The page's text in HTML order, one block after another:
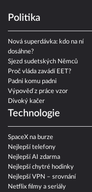
Politika
Nová superdávka: kdo na ní
dosáhne?
Sjezd sudetských Němců
Proč vláda zavádí EET?
Padni komu padni
Výpověď z práce vzor
Divoký kačer
Technologie
SpaceX na burze
Nejlepší telefony
Nejlepší AI zdarma
Nejlepší chytré hodinky
Nejlepší VPN – srovnání
Netflix filmy a seriály